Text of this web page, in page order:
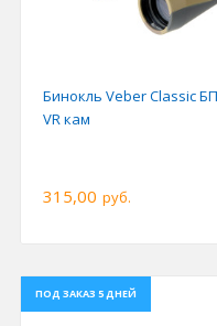
Бинокль Veber Classic
VR кам
315,00 руб.
ПОД ЗАКАЗ 5 ДНЕЙ